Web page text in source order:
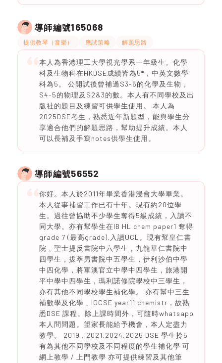
導師編號165068
提供教琴（音樂） 應試策略 解題思路
本人為香港理工大學視光學系一年級生。化學
科及生物科在HKDSE成績皆為5*，中英文數學
科為5。 公開試後曾補過S3-6的化學及生物，
S4-5的物理及S2&3的數。本人有不同學校及出
版社的題目及練習可供學生使用。 本人為
2025DSE考生，熟悉近年新題型，能與學生分
享適合他們的解題思路，幫助提升成績。本人
可以長補及手寫notes供學生使用。
導師編號56552
你好。本人於2011年畢業香港浸會大學畢業。
本人從事補習工作已有十年。現有約20位學
生。過往曾協助不少學生奪得5級成績，入讀不
同大學。亦有幫學生在IB HL chem paper1 奪得
grade 7 (最高grade),入讀UCL。現有幫皇仁書
院﹑聖士提反書院中六學生，九龍華仁書院中
四學生，拔萃男書院中五學生，伊利沙伯中學
中四化學，將軍澳官立中學中四學生，旅港開
平中學中四學生，瑪利諾修院學校中三學生，
亦有其他不同學校學生補化學。 亦有幫中三生
補數學及化學﹑IGCSE year11 chemistr，故熟
悉DSE 課程。除上課時間外，可隨時whatsapp
本人問問題。望家長能給予機會，本人定盡力
教學。 2019 , 2021,2024,2025 DSE 學生拎5
有為其他不同學校及不同程度的學生補化學 可
網上教學 / 上門教學 亦可提供練習及其他筆